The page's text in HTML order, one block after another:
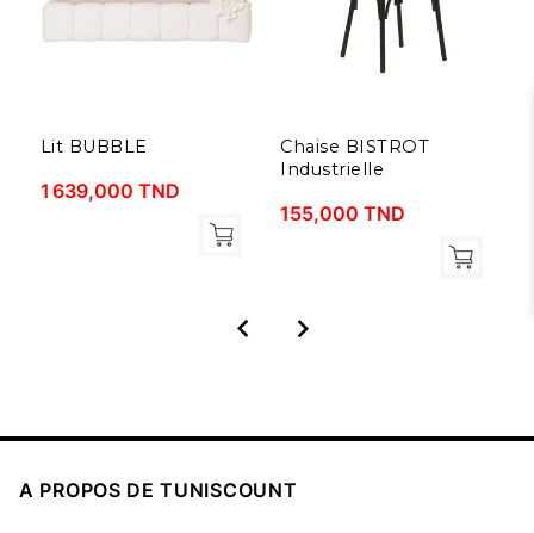
Lit BUBBLE
1 639,000 TND
Chaise BISTROT
Industrielle
155,000 TND
 
A PROPOS DE TUNISCOUNT